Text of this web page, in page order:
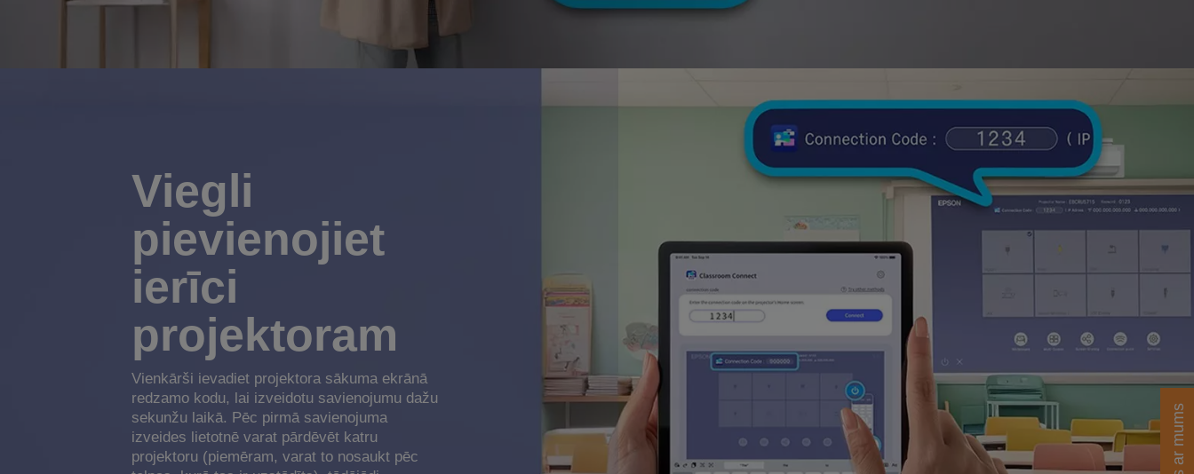
Viegli
pievienojiet
ierīci
projektoram
Vienkārši ievadiet projektora sākuma ekrānā
redzamo kodu, lai izveidotu savienojumu dažu
sekunžu laikā. Pēc pirmā savienojuma
izveides lietotnē varat pārdēvēt katru
projektoru (piemēram, varat to nosaukt pēc